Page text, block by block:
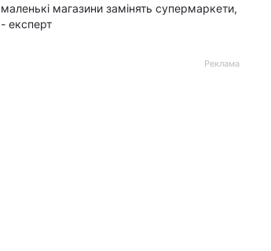
маленькі магазини замінять супермаркети,
- експерт
Реклама